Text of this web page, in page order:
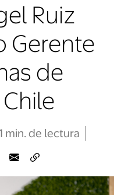
Ruiz
Gerente
de
min. de lectura